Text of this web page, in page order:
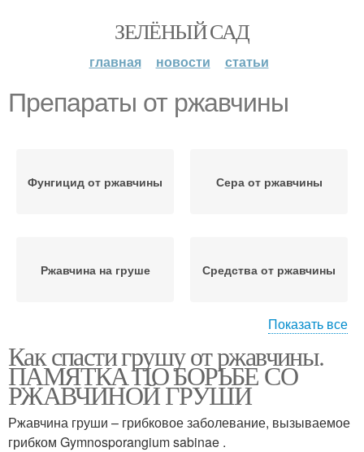
ЗЕЛЁНЫЙ САД
главная новости статьи
Препараты от ржавчины
Фунгицид от ржавчины Сера от ржавчины
Ржавчина на груше Средства от ржавчины
Груша от ржавчины
Показать все
Как спасти грушу от ржавчины.
ПАМЯТКА ПО БОРЬБЕ СО
РЖАВЧИНОЙ ГРУШИ
Ржавчина груши – грибковое заболевание, вызываемое
грибком Gymnosporangium sabinae .